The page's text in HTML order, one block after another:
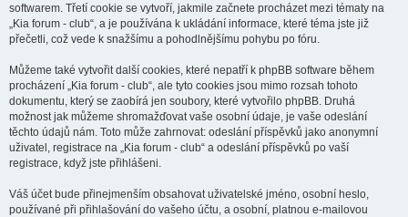
softwarem. Třetí cookie se vytvoří, jakmile začnete procházet mezi tématy na
„Kia forum - club“, a je používána k ukládání informace, které téma jste již
přečetli, což vede k snažšímu a pohodlnějšímu pohybu po fóru.
Můžeme také vytvořit další cookies, které nepatří k phpBB software během
procházení „Kia forum - club“, ale tyto cookies jsou mimo rozsah tohoto
dokumentu, který se zaobírá jen soubory, které vytvořilo phpBB. Druhá
možnost jak můžeme shromažďovat vaše osobní údaje, je vaše odeslání
těchto údajů nám. Toto může zahrnovat: odeslání příspěvků jako anonymní
uživatel, registrace na „Kia forum - club“ a odeslání příspěvků po vaší
registrace, když jste přihlášeni.
Váš účet bude přinejmenším obsahovat uživatelské jméno, osobní heslo,
používané při přihlašování do vašeho účtu, a osobní, platnou e-mailovou